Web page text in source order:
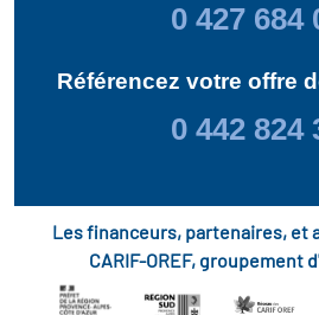
0 427 684
Référencez votre offre
0 442 824
Les financeurs, partenaires, et
CARIF-OREF, groupement